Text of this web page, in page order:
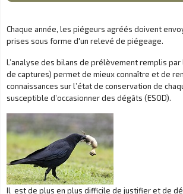
Chaque année, les piégeurs agréés doivent
prises sous forme d'un relevé de piégeage.
L’analyse des bilans de prélèvement remplis
de captures) permet de mieux connaître et de
connaissances sur l’état de conservation de
susceptible d’occasionner des dégâts (ESOD).
Il est de plus en plus difficile de justifier et de